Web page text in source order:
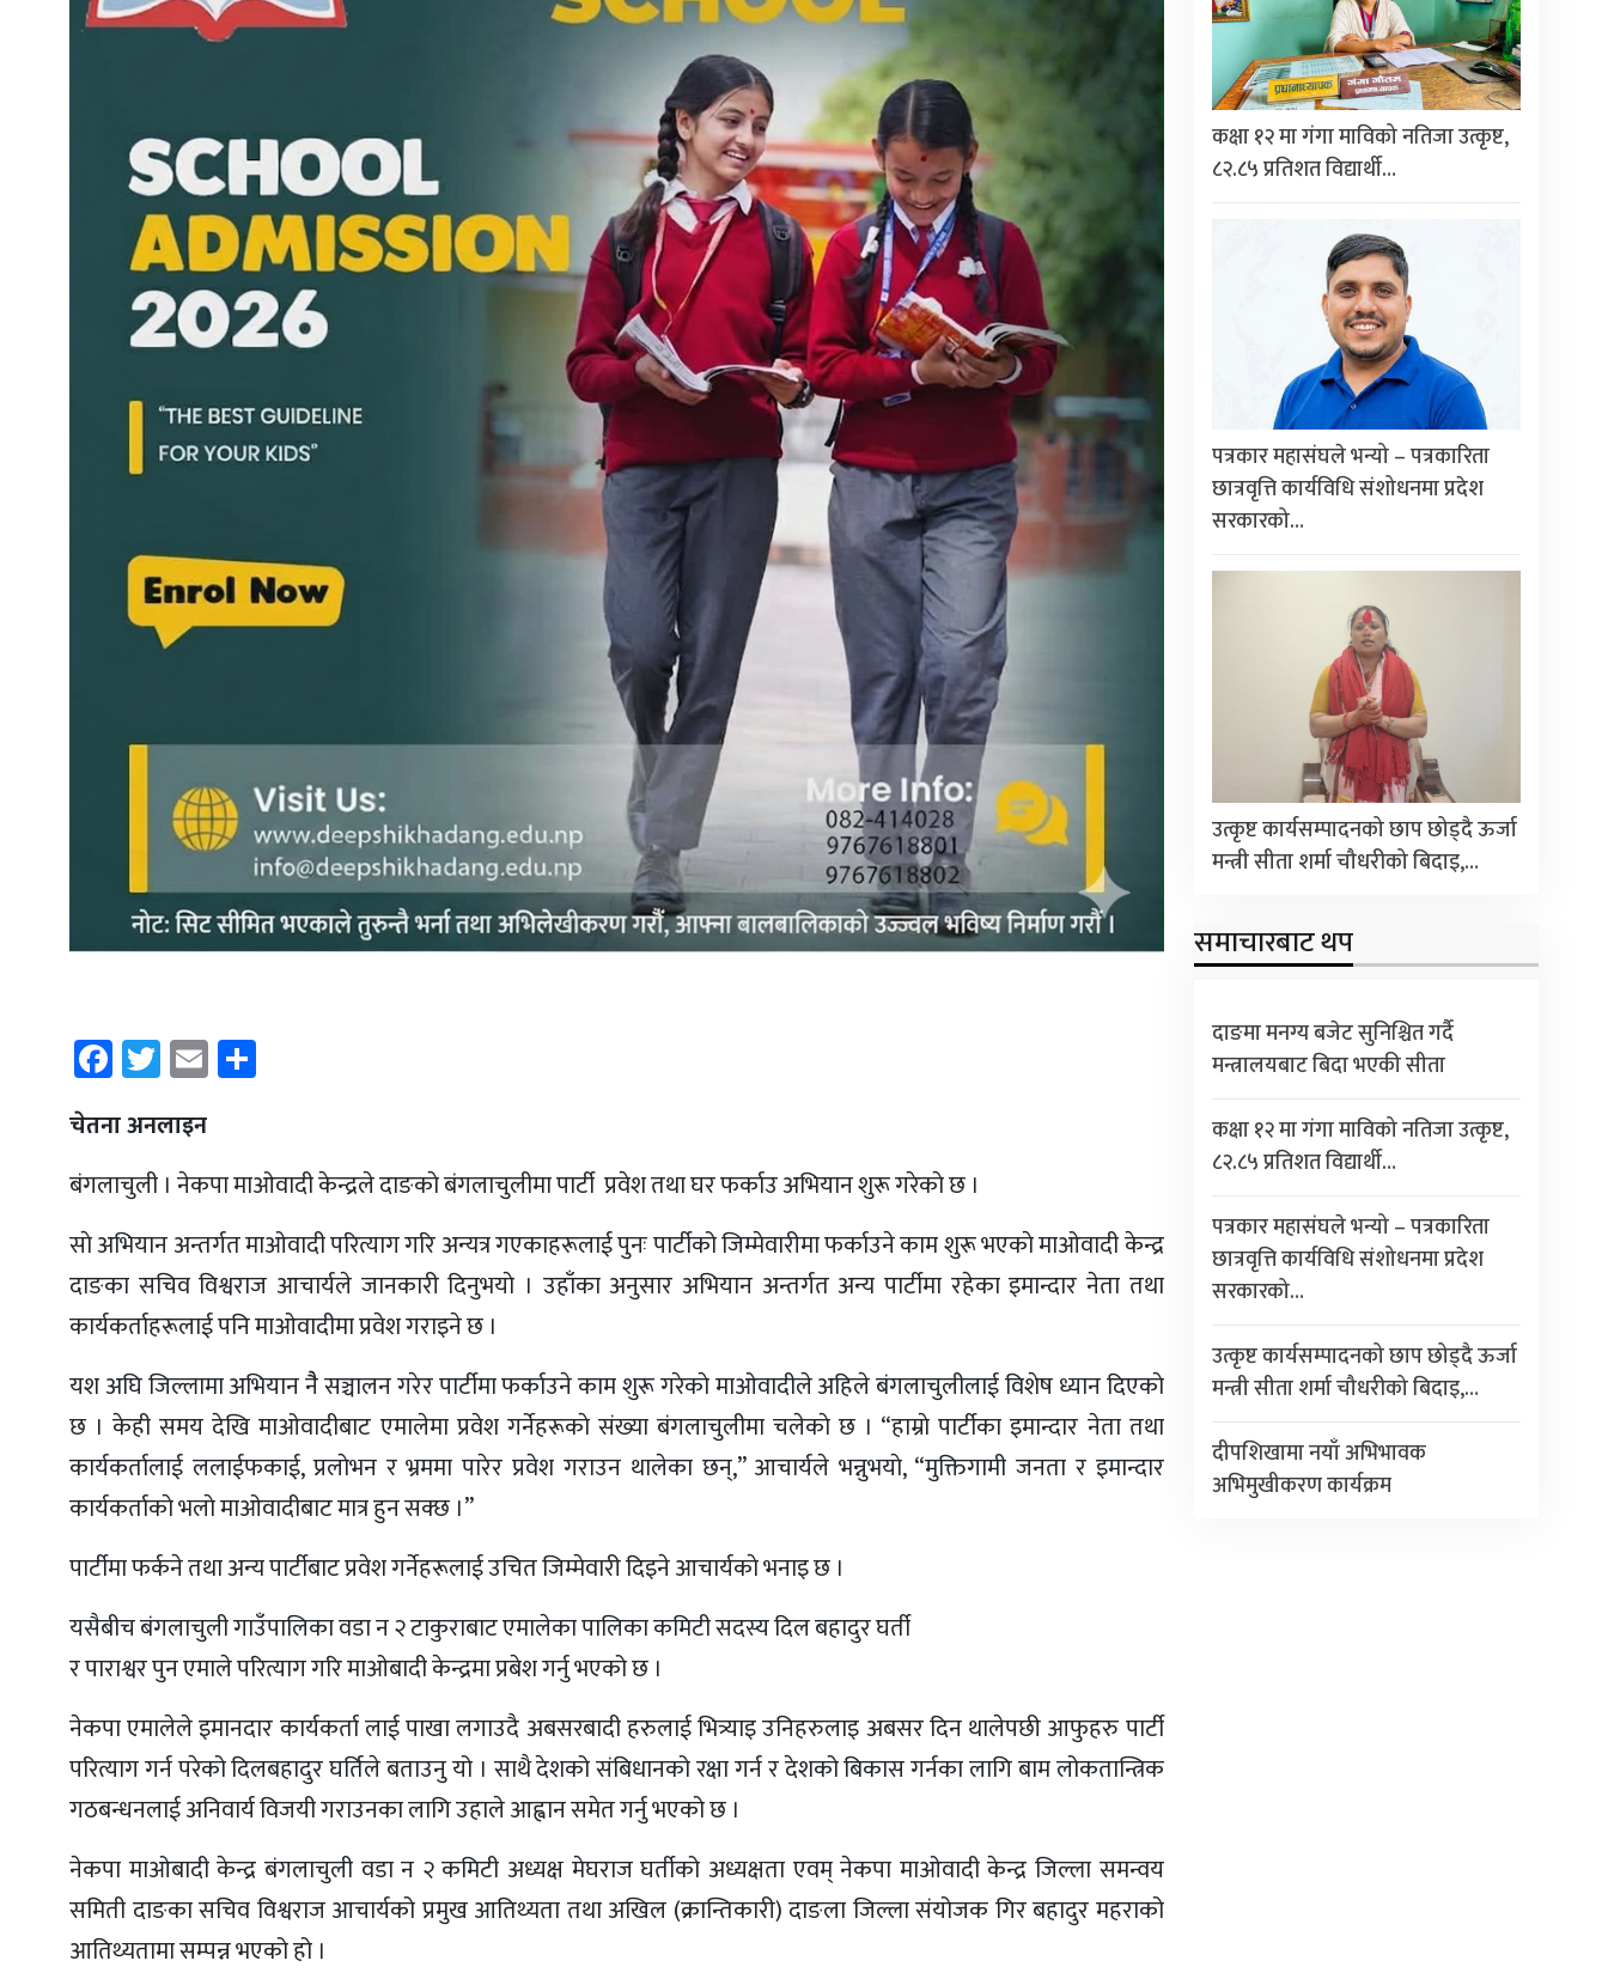
Facebook
Twitter
Email
चेतना अनलाइन
बंगलाचुली । नेकपा माओवादी केन्द्रले दाङकाे बंगलाचुलीमा पार्टी प्रवेश तथा घर फर्काउ अभियान शुरू गरेकाे छ ।
साे अभियान अन्तर्गत माओवादी परित्याग गरि अन्यत्र गएकाहरूलाई पुनः पार्टीको जिम्मेवारीमा फर्काउने काम शुरू भएकाे माओवादी केन्द्र
दाङका सचिव विश्वराज आचार्यले जानकारी दिनुभयाे । उहाँका अनुसार अभियान अन्तर्गत अन्य पार्टीमा रहेका इमान्दार नेता तथा
कार्यकर्ताहरूलाई पनि माओवादीमा प्रवेश गराइने छ ।
यश अघि जिल्लामा अभियान नैै सञ्चालन गरेर पार्टीमा फर्काउने काम शुरू गरेकाे माओवादीले अहिले बंगलाचुलीलाई विशेष ध्यान दिएकाे
छ । केही समय देखि माओवादीबाट एमालेमा प्रवेश गर्नेहरूकाे संख्या बंगलाचुलीमा चलेकाे छ । “हाम्राे पार्टीका इमान्दार नेता तथा
कार्यकर्तालाई ललाईफकाई, प्रलाेभन र भ्रममा पारेर प्रवेश गराउन थालेका छन्,” आचार्यले भन्नुभयाे, “मुक्तिगामी जनता र इमान्दार
कार्यकर्ताकाे भलाे माओवादीबाट मात्र हुन सक्छ ।”
पार्टीमा फर्कने तथा अन्य पार्टीबाट प्रवेश गर्नेहरूलाई उचित जिम्मेवारी दिइने आचार्यकाे भनाइ छ ।
यसैबीच बंगलाचुली गाउँपालिका वडा न २ टाकुराबाट एमालेका पालिका कमिटी सदस्य दिल बहादुर घर्ती
र पाराश्वर पुन एमाले परित्याग गरि माओबादी केन्द्रमा प्रबेश गर्नु भएको छ ।
नेकपा एमालेले इमानदार कार्यकर्ता लाई पाखा लगाउदै अबसरबादी हरुलाई भित्र्याइ उनिहरुलाइ अबसर दिन थालेपछी आफुहरु पार्टी
परित्याग गर्न परेको दिलबहादुर घर्तिले बताउनु यो । साथै देशको संबिधानको रक्षा गर्न र देशको बिकास गर्नका लागि बाम लोकतान्त्रिक
गठबन्धनलाई अनिवार्य विजयी गराउनका लागि उहाले आह्वान समेत गर्नु भएको छ ।
नेकपा माओबादी केन्द्र बंगलाचुली वडा न २ कमिटी अध्यक्ष मेघराज घर्तीको अध्यक्षता एवम् नेकपा माओवादी केन्द्र जिल्ला समन्वय
समिती दाङका सचिव विश्वराज आचार्यको प्रमुख आतिथ्यता तथा अखिल (क्रान्तिकारी) दाङला जिल्ला संयोजक गिर बहादुर महराको
आतिथ्यतामा सम्पन्न भएको हो ।
कक्षा १२ मा गंगा माविको नतिजा उत्कृष्ट,
८२.८५ प्रतिशत विद्यार्थी…
पत्रकार महासंघले भन्यो – पत्रकारिता
छात्रवृत्ति कार्यविधि संशोधनमा प्रदेश
सरकारको…
उत्कृष्ट कार्यसम्पादनको छाप छोड्दै ऊर्जा
मन्त्री सीता शर्मा चौधरीको बिदाइ,…
समाचारबाट थप
दाङमा मनग्य बजेट सुनिश्चित गर्दै
मन्त्रालयबाट बिदा भएकी सीता
कक्षा १२ मा गंगा माविको नतिजा उत्कृष्ट,
८२.८५ प्रतिशत विद्यार्थी…
पत्रकार महासंघले भन्यो – पत्रकारिता
छात्रवृत्ति कार्यविधि संशोधनमा प्रदेश
सरकारको…
उत्कृष्ट कार्यसम्पादनको छाप छोड्दै ऊर्जा
मन्त्री सीता शर्मा चौधरीको बिदाइ,…
दीपशिखामा नयाँ अभिभावक
अभिमुखीकरण कार्यक्रम